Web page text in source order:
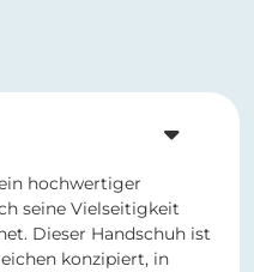
hochwertiger
seine Vielseitigkeit
Dieser Handschuh ist
konzipiert, in